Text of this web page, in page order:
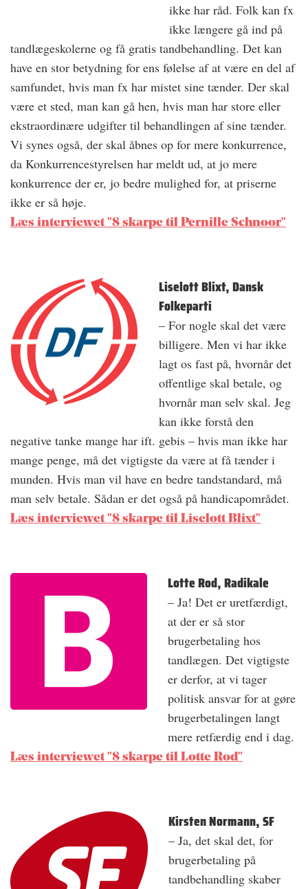
ikke har råd. Folk kan fx
ikke længere gå ind på
tandlægeskolerne og få gratis tandbehandling. Det kan
have en stor betydning for ens følelse af at være en del af
samfundet, hvis man fx har mistet sine tænder. Der skal
være et sted, man kan gå hen, hvis man har store eller
ekstraordinære udgifter til behandlingen af sine tænder.
Vi synes også, der skal åbnes op for mere konkurrence,
da Konkurrencestyrelsen har meldt ud, at jo mere
konkurrence der er, jo bedre mulighed for, at priserne
ikke er så høje.
Læs interviewet "8 skarpe til Pernille Schnoor"
Liselott Blixt, Dansk
Folkeparti
– For nogle skal det være
billigere. Men vi har ikke
lagt os fast på, hvornår det
offentlige skal betale, og
hvornår man selv skal. Jeg
kan ikke forstå den
negative tanke mange har ift. gebis – hvis man ikke har
mange penge, må det vigtigste da være at få tænder i
munden. Hvis man vil have en bedre tandstandard, må
man selv betale. Sådan er det også på handicapområdet.
Læs interviewet "8 skarpe til Liselott Blixt"
Lotte Rod, Radikale
– Ja! Det er uretfærdigt,
at der er så stor
brugerbetaling hos
tandlægen. Det vigtigste
er derfor, at vi tager
politisk ansvar for at gøre
brugerbetalingen langt
mere retfærdig end i dag.
Læs interviewet "8 skarpe til Lotte Rod"
Kirsten Normann, SF
– Ja, det skal det, for
brugerbetaling på
tandbehandling skaber